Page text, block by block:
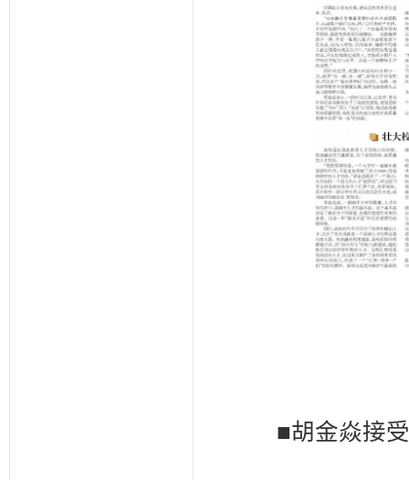
■胡金焱接